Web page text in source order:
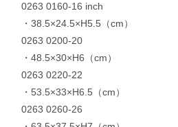
0263 0160-16 inch
・38.5×24.5×H5.5（cm）
0263 0200-20
・48.5×30×H6（cm）
0263 0220-22
・53.5×33×H6.5（cm）
0263 0260-26